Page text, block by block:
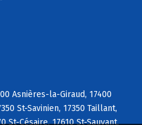
Asnières-la-Giraud, 17400
St-Savinien, 17350 Taillant,
St-Césaire, 17610 St-Sauvant,